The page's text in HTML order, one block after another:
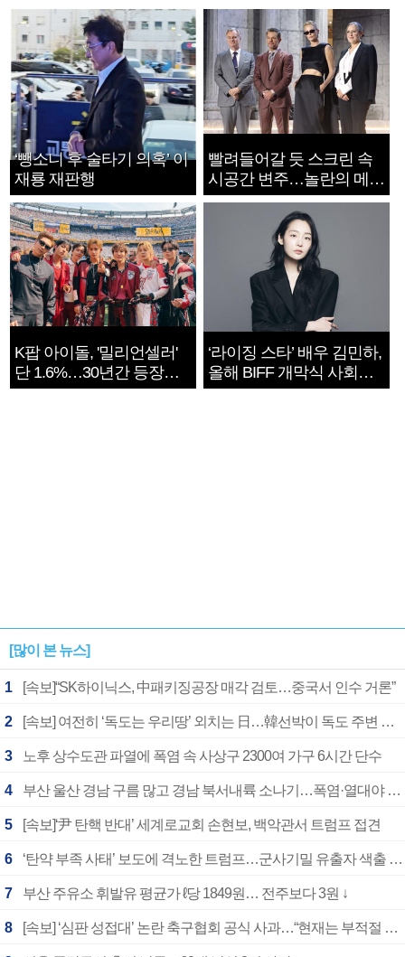
‘뺑소니 후 술타기 의혹’ 이
재룡 재판행
빨려들어갈 듯 스크린 속
시공간 변주…놀란의 메시
지는 ‘전쟁 속죄’
K팝 아이돌, '밀리언셀러'
단 1.6%…30년간 등장
1182개팀 전수조사
‘라이징 스타’ 배우 김민하,
올해 BIFF 개막식 사회자
확정
[많이 본 뉴스]
1 [속보]“SK하이닉스, 中패키징공장 매각 검토…중국서 인수 거론”
2 [속보] 여전히 ‘독도는 우리땅’ 외치는 日…韓선박이 독도 주변 해양조사 활동하자 반발
3 노후 상수도관 파열에 폭염 속 사상구 2300여 가구 6시간 단수
4 부산 울산 경남 구름 많고 경남 북서내륙 소나기…폭염·열대야 계속
5 [속보]‘尹 탄핵 반대’ 세계로교회 손현보, 백악관서 트럼프 접견
6 ‘탄약 부족 사태’ 보도에 격노한 트럼프…군사기밀 유출자 색출 지시
7 부산 주유소 휘발유 평균가 ℓ당 1849원… 전주보다 3원 ↓
8 [속보] ‘심판 성접대’ 논란 축구협회 공식 사과…“현재는 부적절 행위 없어”